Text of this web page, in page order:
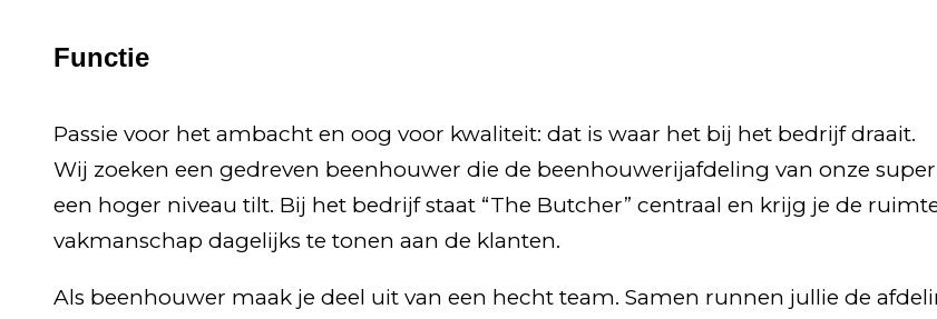
Functie
Passie voor het ambacht en oog voor kwaliteit: dat is waar het bij het bedrijf draait.
Wij zoeken een gedreven beenhouwer die de beenhouwerijafdeling van onze
een hoger niveau tilt. Bij het bedrijf staat “The Butcher” centraal en krijg je de
vakmanschap dagelijks te tonen aan de klanten.
Als beenhouwer maak je deel uit van een hecht team. Samen runnen jullie de